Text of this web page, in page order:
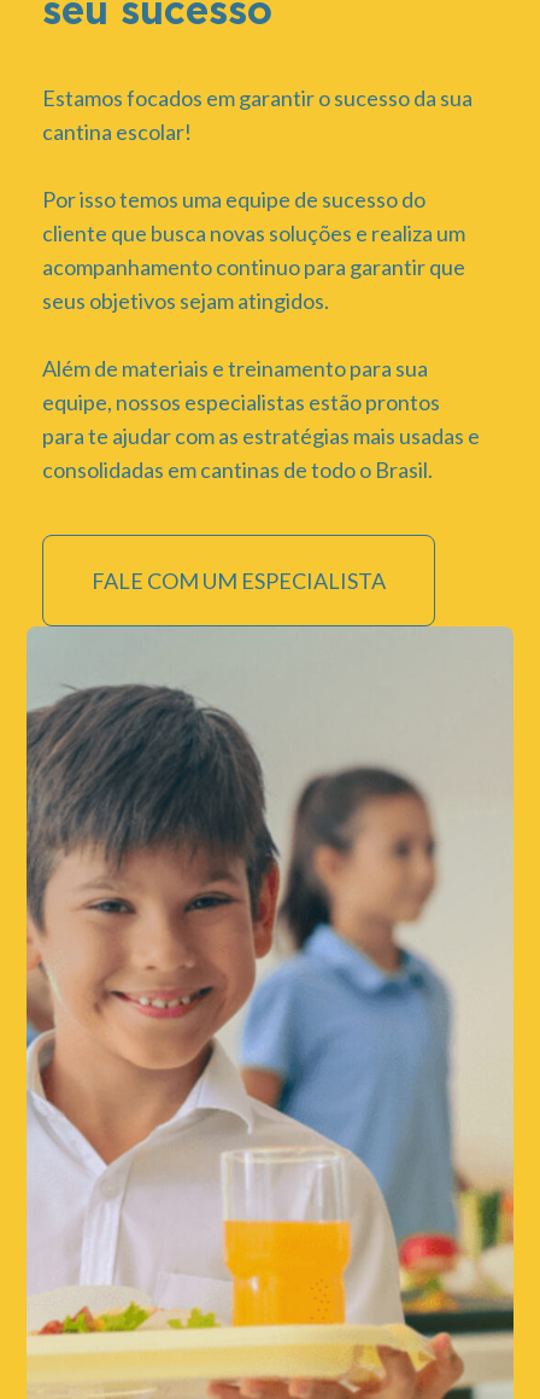
seu sucesso
Estamos focados em garantir o sucesso da sua
cantina escolar!
Por isso temos uma equipe de sucesso do
cliente que busca novas soluções e realiza um
acompanhamento continuo para garantir que
seus objetivos sejam atingidos.
Além de materiais e treinamento para sua
equipe, nossos especialistas estão prontos
para te ajudar com as estratégias mais usadas e
consolidadas em cantinas de todo o Brasil.
FALE COM UM ESPECIALISTA